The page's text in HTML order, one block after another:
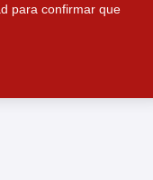
para confirmar que